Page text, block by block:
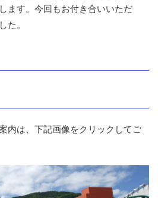
ます。今回もお付き合いいただ
た。
内は、下記画像をクリックしてご